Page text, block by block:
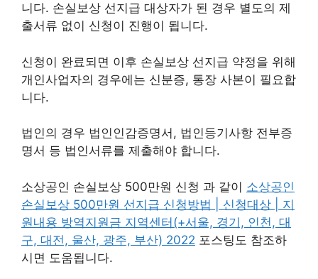
니다. 손실보상 선지급 대상자가 된 경우 별도의 제
출서류 없이 신청이 진행이 됩니다.
신청이 완료되면 이후 손실보상 선지급 약정을 위해
개인사업자의 경우에는 신분증, 통장 사본이 필요합
니다.
법인의 경우 법인인감증명서, 법인등기사항 전부증
명서 등 법인서류를 제출해야 합니다.
소상공인 손실보상 500만원 신청 과 같이 소상공인
손실보상 500만원 선지급 신청방법 | 신청대상 | 지
원내용 방역지원금 지역센터(+서울, 경기, 인천, 대
구, 대전, 울산, 광주, 부산) 2022 포스팅도 참조하
시면 도움됩니다.